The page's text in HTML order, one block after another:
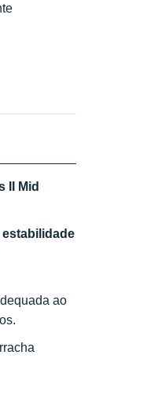
II Mid
estabilidade
ao